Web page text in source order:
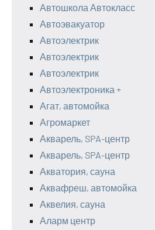
Автошкола Автокласс
Автоэвакуатор
Автоэлектрик
Автоэлектрик
Автоэлектрик
Автоэлектроника +
Агат, автомойка
Агромаркет
Акварель, SPA-центр
Акварель, SPA-центр
Акватория, сауна
Аквафреш, автомойка
Аквелия, сауна
Аларм центр